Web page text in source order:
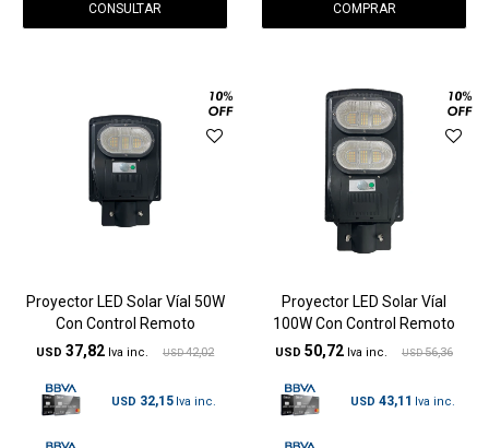
CONSULTAR
Proyector LED Solar Víal 50W
Con Control Remoto
USD 37,82 USD 42,02
USD 32,15
Proyector LED Solar Víal
100W Con Control Remoto
USD 50,72 USD 56,36
USD 43,11